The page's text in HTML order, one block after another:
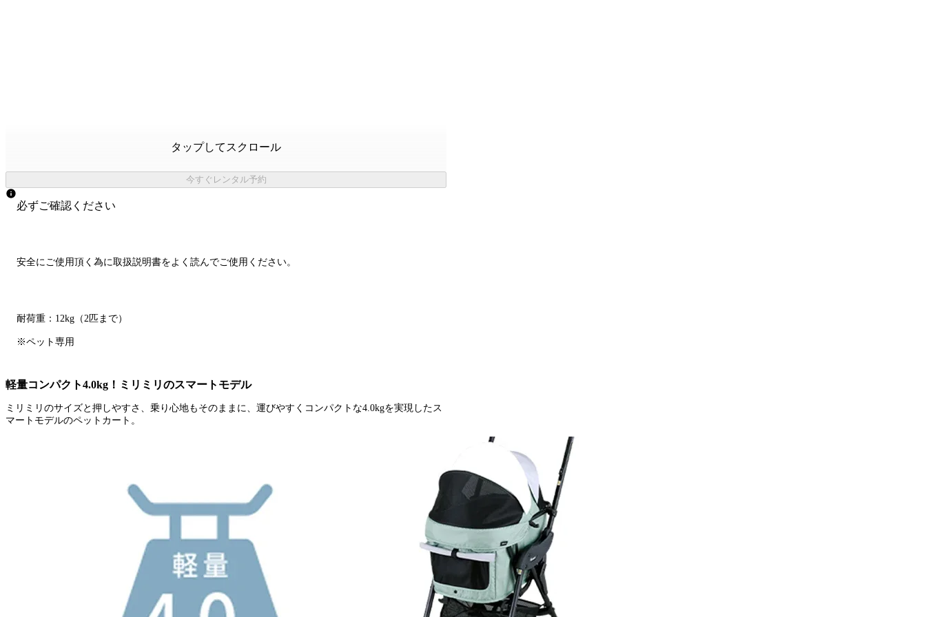
タップしてスクロール
今すぐレンタル予約
必ずご確認ください
安全にご使用頂く為に取扱説明書をよく読んでご使用ください。
耐荷重： 12kg（2匹まで）
※ペット専用
軽量コンパクト4.0kg！ミリミリのスマートモデル
ミリミリのサイズと押しやすさ、乗り心地もそのままに、運びやすくコンパクトな4.0kgを実現したス
マートモデルのペットカート。